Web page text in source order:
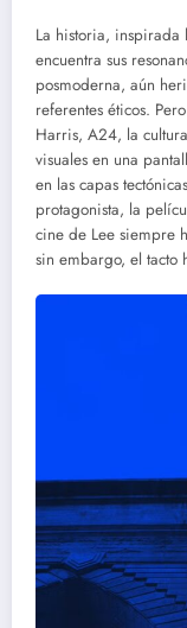
La historia, inspirada
encuentra sus
posmoderna, aún
referentes éticos.
Harris, A24, la
visuales en una
en las capas
protagonista, la
cine de Lee siempre
sin embargo, el tacto